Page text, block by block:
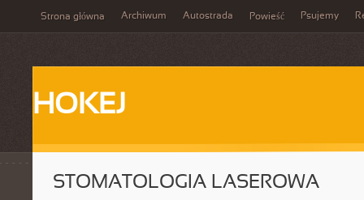
Strona główna Archiwum Autostrada Powieść Psujemy
HOKEJ
STOMATOLOGIA LASEROWA